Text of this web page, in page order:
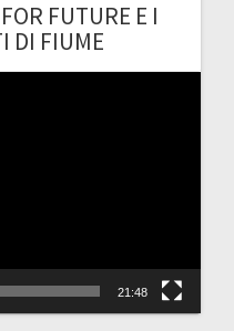
FUTURE E I
DI FIUME
21:48